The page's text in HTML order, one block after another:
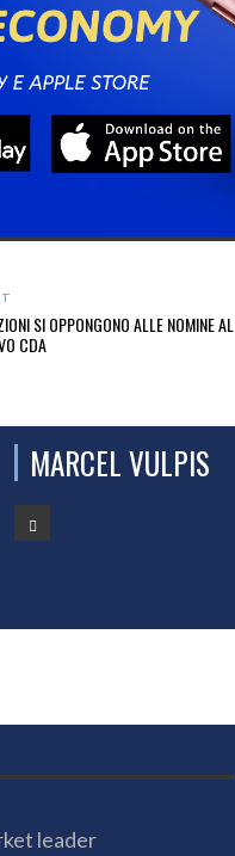
SI OPPONGONO ALLE NOMINE AL
CDA
MARCEL VULPIS
leader